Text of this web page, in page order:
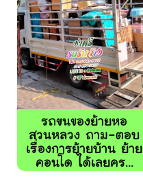
รถขนของย้ายหอ
สวนหลวง ถาม-ตอบ
เรื่องการย้ายบ้าน ย้าย
คอนโด ได้เลยคร...